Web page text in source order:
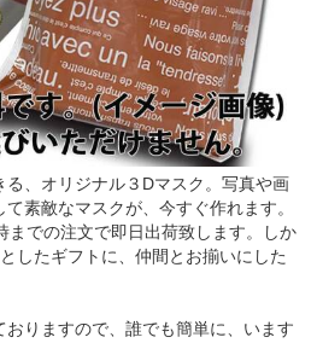
、オリジナル３Dマスク。写真や画
素敵なマスクが、今すぐ作れます。
までの注文で即日出荷致します。しか
したギフトに、仲間とお揃いにした
りますので、誰でも簡単に、います